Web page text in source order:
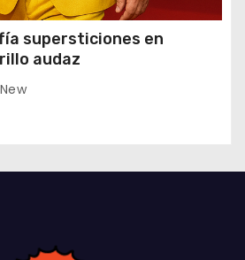
supersticiones en
audaz
New